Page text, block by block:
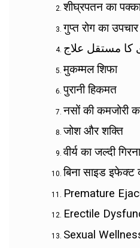
शीघ्रपतन का
गुप्त रोग का उपचार
کا مستقل علاج
मुकम्मल शिफा
पुरानी हिकमत
नसों की कमजोरी
जोश और शक्ति
वीर्य का जल्दी गिरना
बिना साइड इफेक्ट
Premature
Erectile
Sexual